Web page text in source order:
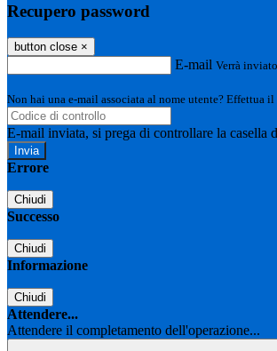
Recupero password
button close ×
E-mail Verrà
Non hai una e-mail associata al nome utente? Effettua
E-mail inviata, si prega di controllare la casella
Errore
Chiudi
Successo
Chiudi
Informazione
Chiudi
Attendere...
Attendere il completamento dell'operazione...